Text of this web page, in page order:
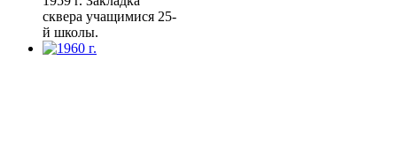
сквера учащимися 25-
й школы.